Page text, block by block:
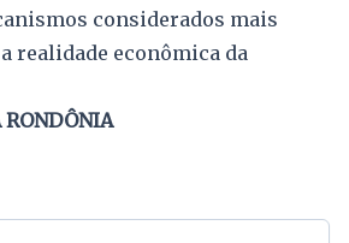
considerados mais
realidade econômica da
RONDÔNIA